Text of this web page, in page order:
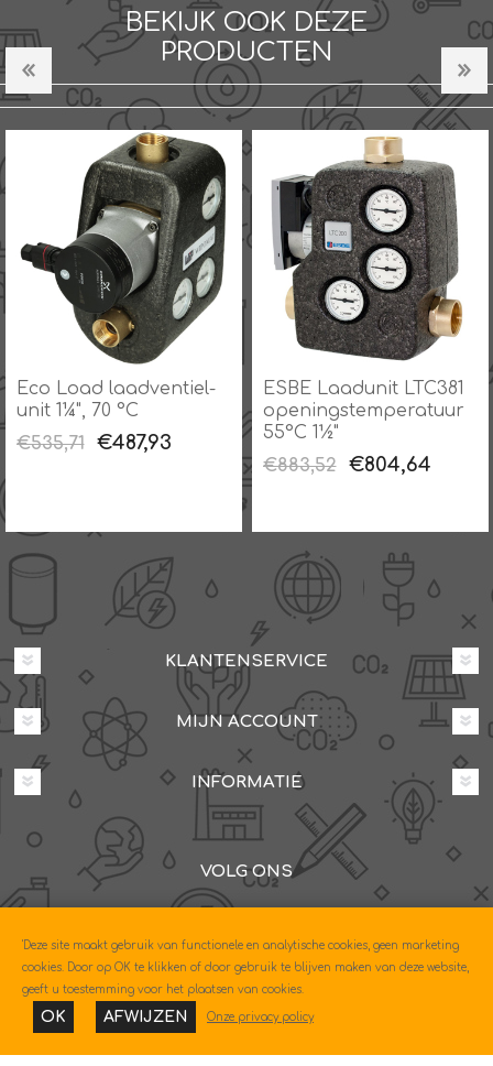
BEKIJK OOK DEZE
PRODUCTEN
Eco Load laadventiel-
unit 1¼", 70 °C
€535,71
€487,93
ESBE Laadunit LTC381
openingstemperatuur
55°C 1½"
€883,52
€804,64
KLANTENSERVICE
MIJN ACCOUNT
INFORMATIE
VOLG ONS
085-0604630
'Deze site maakt gebruik van functionele en analytische cookies, geen marketing
cookies. Door op OK te klikken of door gebruik te blijven maken van deze website,
geeft u toestemming voor het plaatsen van cookies.
OK AFWIJZEN Onze privacy policy